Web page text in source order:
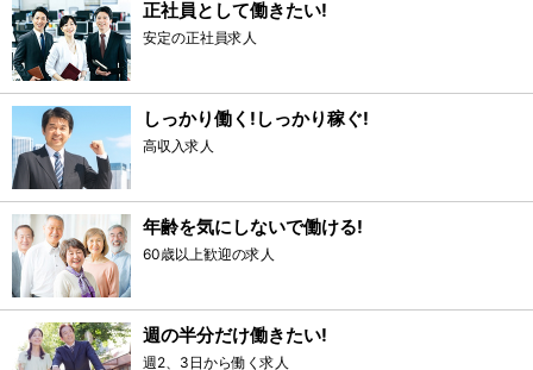
正社員として働きたい!
安定の正社員求人
しっかり働く!しっかり稼ぐ!
高収入求人
年齢を気にしないで働ける!
60歳以上歓迎の求人
週の半分だけ働きたい!
週2、3日から働く求人